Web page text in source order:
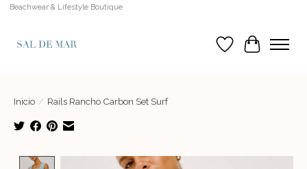
Beachwear & Lifestyle Boutique
Lista de deseos
Cesta
Inicio / Rails Rancho Carbon Set Surf
Product image slideshow Items